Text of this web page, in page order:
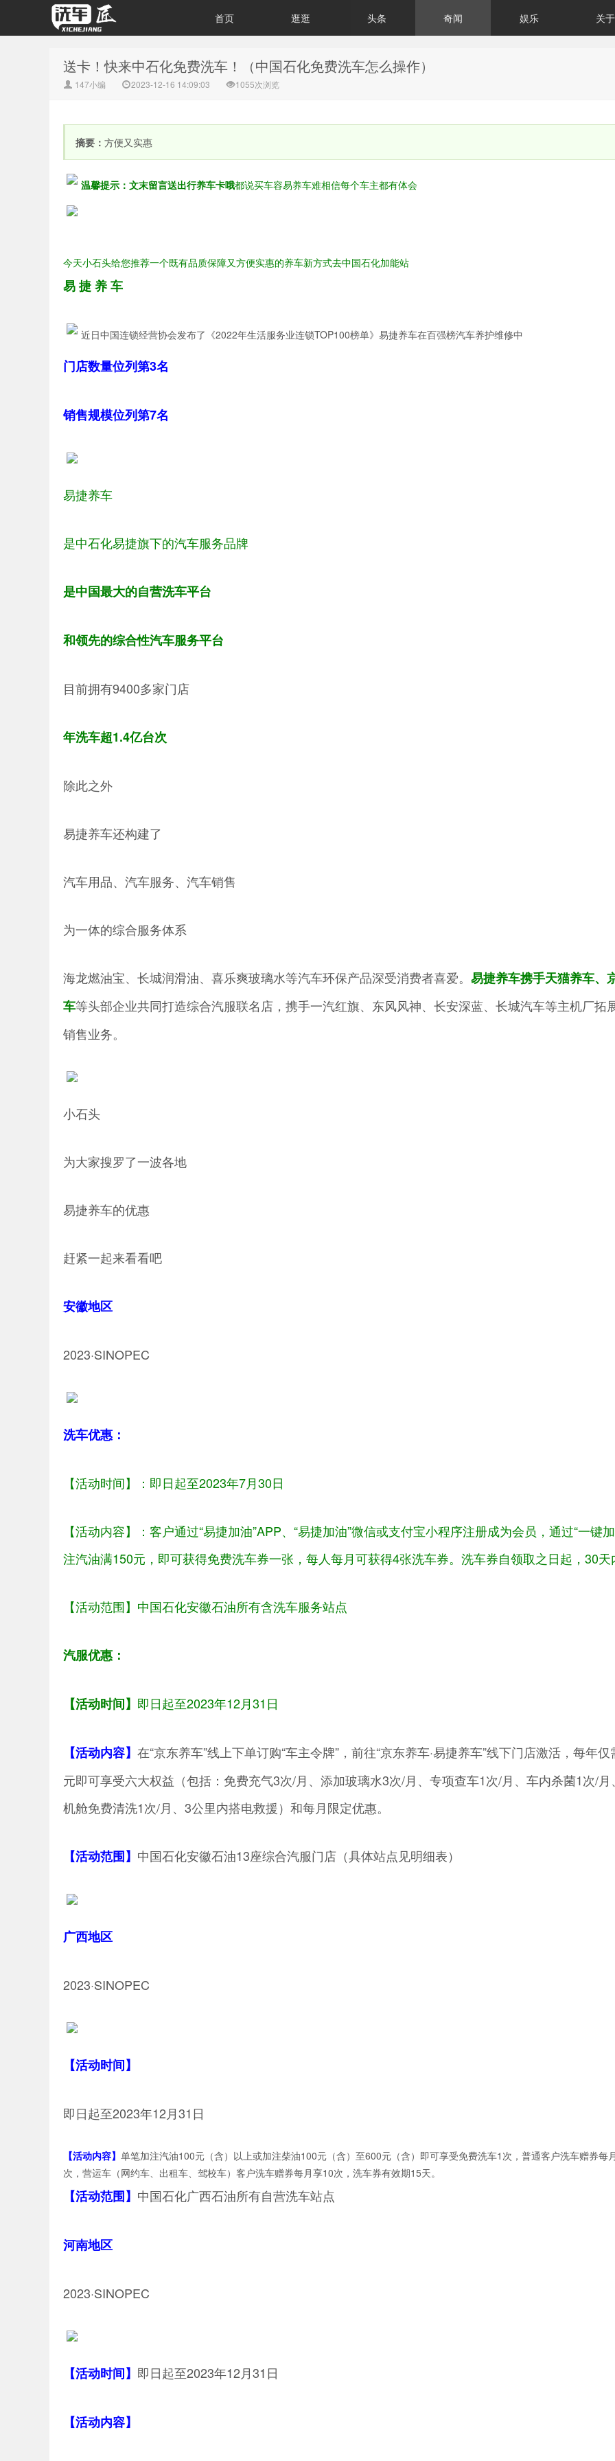
首页 逛逛 头条 奇闻 娱乐 关于
送卡！快来中石化免费洗车！（中国石化免费洗车怎么操作）
147小编 2023-12-16 14:09:03 1055次浏览
摘要： 方便又实惠
温馨提示： 文末留言送出行养车卡哦都说买车容易养车难相信每个车主都有体会
今天小石头给您推荐一个既有品质保障又方便实惠的养车新方式去中国石化加能站
易 捷 养 车
近日中国连锁经营协会发布了《2022年生活服务业连锁TOP100榜单》易捷养车在百强榜汽车养护维修中
门店数量位列第3名
销售规模位列第7名
易捷养车
是中石化易捷旗下的汽车服务品牌
是中国最大的自营洗车平台
和领先的综合性汽车服务平台
目前拥有9400多家门店
年洗车超1.4亿台次
除此之外
易捷养车还构建了
汽车用品、汽车服务、汽车销售
为一体的综合服务体系
海龙燃油宝、长城润滑油、喜乐爽玻璃水等汽车环保产品深受消费者喜爱。 易捷养车携手天猫养车、
车等头部企业共同打造综合汽服联名店，携手一汽红旗、东风风神、长安深蓝、长城汽车等主机厂拓
销售业务。
小石头
为大家搜罗了一波各地
易捷养车的优惠
赶紧一起来看看吧
安徽地区
2023·SINOPEC
洗车优惠：
【活动时间】： 即日起至2023年7月30日
【活动内容】： 客户通过“易捷加油”APP、“易捷加油”微信或支付宝小程序注册成为会员，通过“一键
注汽油满150元，即可获得免费洗车券一张，每人每月可获得4张洗车券。洗车券自领取之日起，30天
【活动范围】 中国石化安徽石油所有含洗车服务站点
汽服优惠：
【活动时间】 即日起至2023年12月31日
【活动内容】 在“京东养车”线上下单订购“车主令牌”，前往“京东养车·易捷养车”线下门店激活，每年
元即可享受六大权益（包括：免费充气3次/月、添加玻璃水3次/月、专项查车1次/月、车内杀菌1次/月
机舱免费清洗1次/月、3公里内搭电救援）和每月限定优惠。
【活动范围】 中国石化安徽石油13座综合汽服门店（具体站点见明细表）
广西地区
2023·SINOPEC
【活动时间】
即日起至2023年12月31日
【活动内容】 单笔加注汽油100元（含）以上或加注柴油100元（含）至600元（含）即可享受免费洗车1次，普通客户洗车赠券每
次，营运车（网约车、出租车、驾校车）客户洗车赠券每月享10次，洗车券有效期15天。
【活动范围】 中国石化广西石油所有自营洗车站点
河南地区
2023·SINOPEC
【活动时间】 即日起至2023年12月31日
【活动内容】